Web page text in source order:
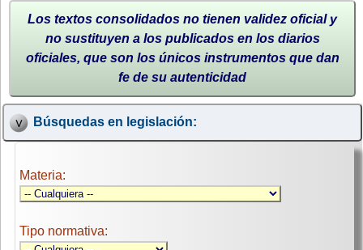
Los textos consolidados no tienen validez oficial y
no sustituyen a los publicados en los diarios
oficiales, que son los únicos instrumentos que dan
fe de su autenticidad
Búsquedas en legislación:
Materia:
Tipo normativa: